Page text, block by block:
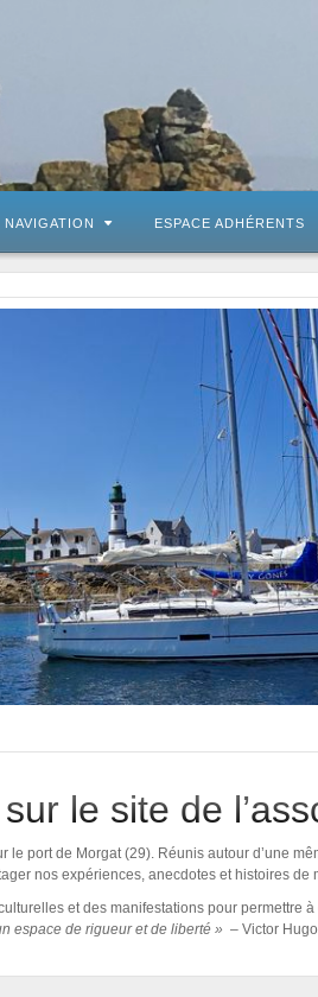
NAVIGATION ESPACE ADHÉRENTS
le site de
port de Morgat (29). Réunis autour d’une
nos expériences, anecdotes et histoires de
et des manifestations pour permettre
espace de rigueur et de liberté » – Victor Hugo